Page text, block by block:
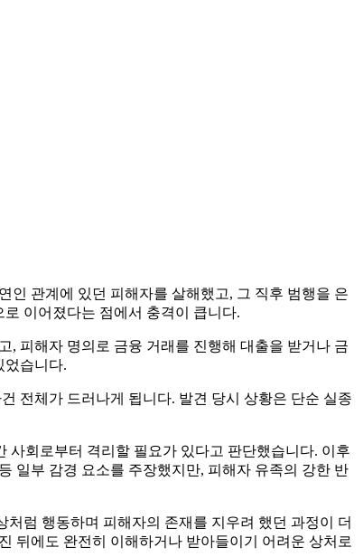
인 관계에 있던 피해자를 살해했고, 그 직후 범행을 은
이어졌다는 점에서 충격이 큽니다.
, 피해자 명의로 금융 거래를 진행해 대출을 받거나 금
었습니다.
전체가 드러나게 됩니다. 발견 당시 상황은 단순 실종
사회로부터 격리할 필요가 있다고 판단했습니다. 이후
일부 감경 요소를 주장했지만, 피해자 유족의 강한 반
럼 행동하며 피해자의 존재를 지우려 했던 과정이 더
뒤에도 완전히 이해하거나 받아들이기 어려운 상처로